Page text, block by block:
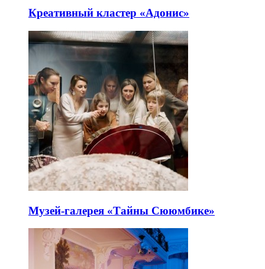
Креативный кластер «Адонис»
Музей-галерея «Тайны Сююмбике»